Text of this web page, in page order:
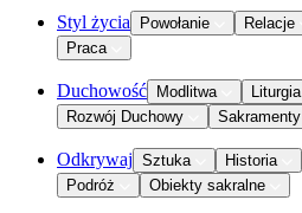
Styl życia Powołanie Relacje
Praca
Duchowość Modlitwa Liturgia
Rozwój Duchowy
Sakramenty
Odkrywaj Sztuka Historia
Podróż
Obiekty sakralne